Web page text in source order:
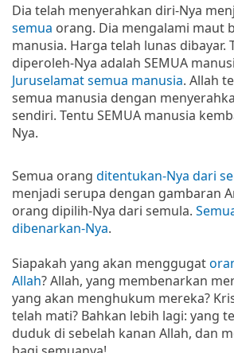
Dia telah menyerahkan diri-Nya
semua orang. Dia mengalami maut
manusia. Harga telah lunas dibayar.
diperoleh-Nya adalah SEMUA
Juruselamat semua manusia. Allah
semua manusia dengan
sendiri. Tentu SEMUA manusia
Nya.
Semua orang ditentukan-Nya dari
menjadi serupa dengan gambaran
orang dipilih-Nya dari semula.
dibenarkan-Nya.
Siapakah yang akan menggugat
Allah? Allah, yang membenarkan
yang akan menghukum mereka?
telah mati? Bahkan lebih lagi: yang
duduk di sebelah kanan Allah, dan